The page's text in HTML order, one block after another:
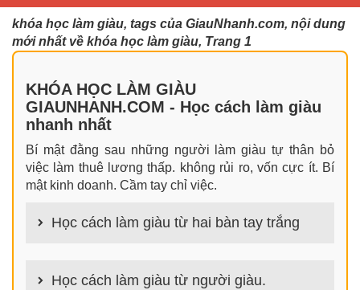
khóa học làm giàu, tags của GiauNhanh.com, nội dung
mới nhất về khóa học làm giàu, Trang 1
KHÓA HỌC LÀM GIÀU
GIAUNHANH.COM - Học cách làm giàu
nhanh nhất
Bí mật đằng sau những người làm giàu tự thân bỏ
việc làm thuê lương thấp. không rủi ro, vốn cực ít. Bí
mật kinh doanh. Cầm tay chỉ việc.
Học cách làm giàu từ hai bàn tay trắng
nhưng hiệu quả bất ngờ. Bạn có thể thành công ngay
Học cách làm giàu từ người giàu.